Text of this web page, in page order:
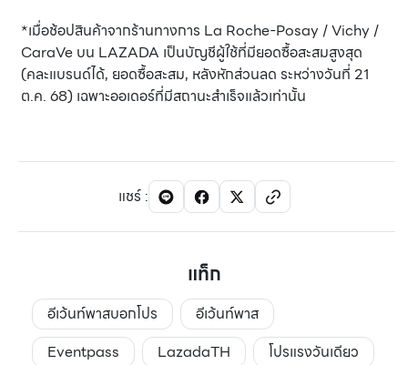
*เมื่อช้อปสินค้าจากร้านทางการ La Roche-Posay / Vichy /
CaraVe บน LAZADA เป็นบัญชีผู้ใช้ที่มียอดซื้อสะสมสูงสุด
(คละแบรนด์ได้, ยอดซื้อสะสม, หลังหักส่วนลด ระหว่างวันที่ 21
ต.ค. 68) เฉพาะออเดอร์ที่มีสถานะสำเร็จแล้วเท่านั้น
แชร์:
แท็ก
อีเว้นท์พาสบอกโปร
อีเว้นท์พาส
Eventpass
LazadaTH
โปรแรงวันเดียว